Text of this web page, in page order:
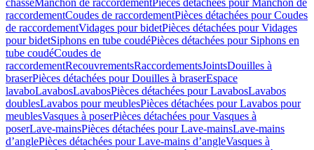
chasseManchon de raccordementPièces détachées pour Manchon de
raccordementCoudes de raccordementPièces détachées pour Coudes
de raccordementVidages pour bidetPièces détachées pour Vidages
pour bidetSiphons en tube coudéPièces détachées pour Siphons en
tube coudéCoudes de
raccordementRecouvrementsRaccordementsJointsDouilles à
braserPièces détachées pour Douilles à braserEspace
lavaboLavabosLavabosPièces détachées pour LavabosLavabos
doublesLavabos pour meublesPièces détachées pour Lavabos pour
meublesVasques à poserPièces détachées pour Vasques à
poserLave-mainsPièces détachées pour Lave-mainsLave-mains
d’anglePièces détachées pour Lave-mains d’angleVasques à